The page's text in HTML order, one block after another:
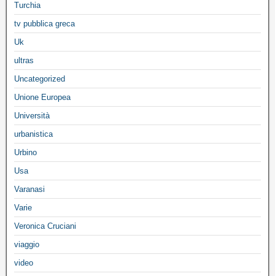
Turchia
tv pubblica greca
Uk
ultras
Uncategorized
Unione Europea
Università
urbanistica
Urbino
Usa
Varanasi
Varie
Veronica Cruciani
viaggio
video